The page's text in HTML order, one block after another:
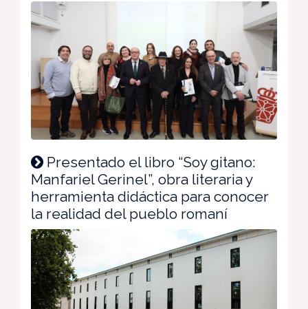
Presentado el libro “Soy gitano:
Manfariel Gerinel”, obra literaria y
herramienta didáctica para conocer
la realidad del pueblo romaní